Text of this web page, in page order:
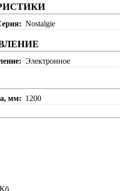
Nostalgie
Электронное
мм
1200